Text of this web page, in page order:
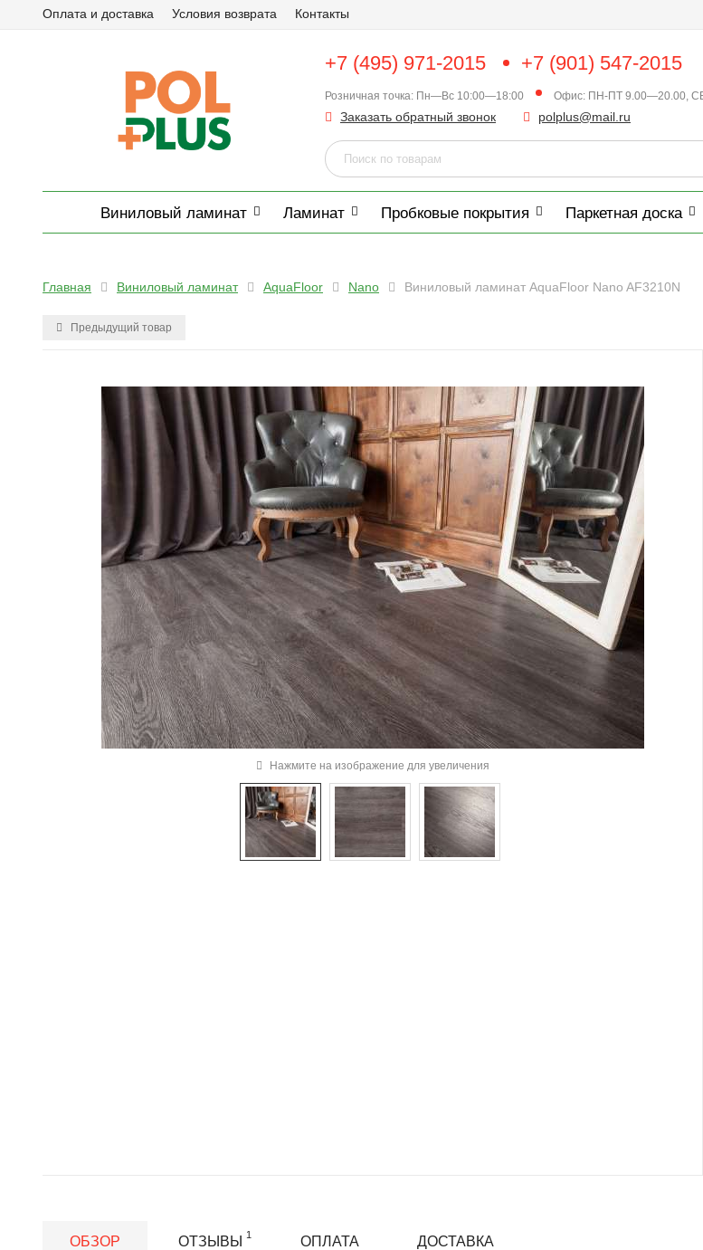
Оплата и доставка Условия возврата Контакты
+7 (495) 971-2015 +7 (901) 547-2015
Розничная точка: Пн—Вс 10:00—18:00 Офис: ПН-ПТ 9.00—20.00,
Заказать обратный звонок polplus@mail.ru
Виниловый ламинат Ламинат Пробковые покрытия Паркетная доска
Главная Виниловый ламинат AquaFloor Nano Виниловый ламинат AquaFloor Nano AF3210N
Предыдущий товар
Нажмите на изображение для увеличения
ОБЗОР ОТЗЫВЫ 1 ОПЛАТА ДОСТАВКА